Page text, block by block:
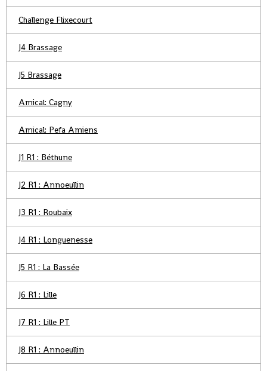
Challenge Flixecourt
J4 Brassage
J5 Brassage
Amical: Cagny
Amical: Pefa Amiens
J1 R1 : Béthune
J2 R1 : Annoeullin
J3 R1 : Roubaix
J4 R1 : Longuenesse
J5 R1 : La Bassée
J6 R1 : Lille
J7 R1 : Lille PT
J8 R1 : Annoeullin